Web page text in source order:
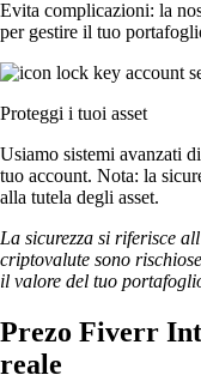
Evita complicazioni: la
per gestire il tuo
Proteggi i tuoi asset
Usiamo sistemi avanzati
tuo account. Nota: la
alla tutela degli asset.
La sicurezza si riferisce
criptovalute sono
il valore del tuo
Prezo Fiverr
reale